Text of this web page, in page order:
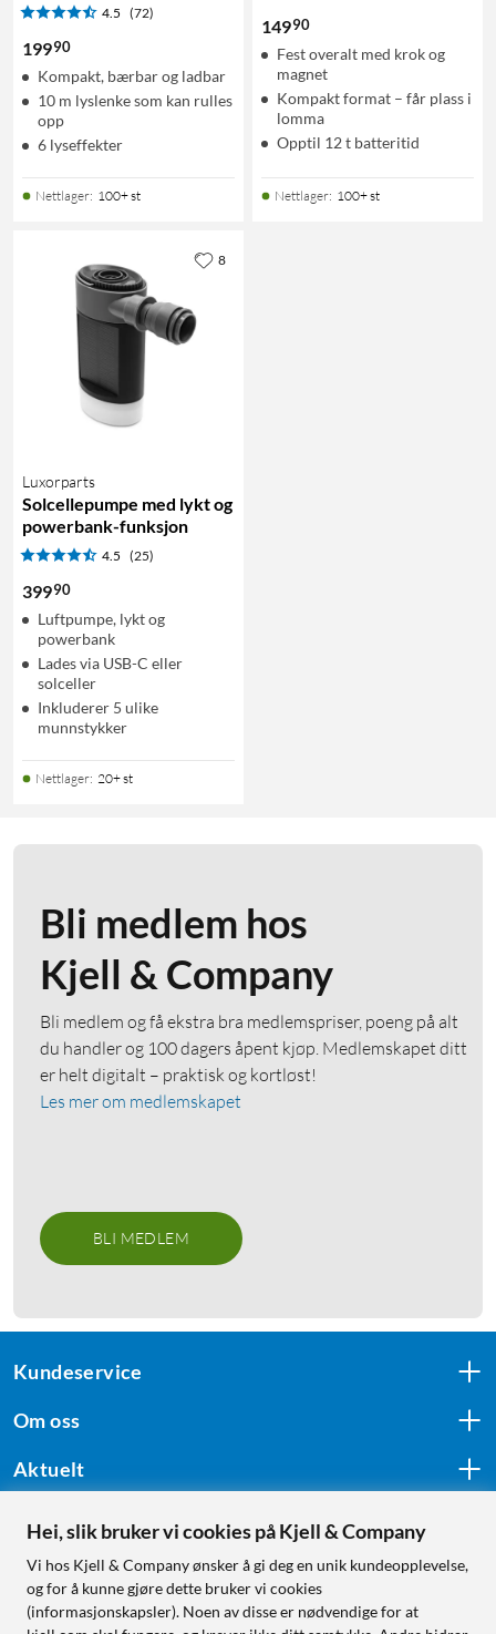
4.5 (72)
19990
Kompakt, bærbar og ladbar
10 m lyslenke som kan rulles
opp
6 lyseffekter
Nettlager: 100+ st
14990
Fest overalt med krok og
magnet
Kompakt format – får plass i
lomma
Opptil 12 t batteritid
Nettlager: 100+ st
Luxorparts
Solcellepumpe med lykt og
powerbank-funksjon
4.5 (25)
39990
Luftpumpe, lykt og
powerbank
Lades via USB-C eller
solceller
Inkluderer 5 ulike
munnstykker
Nettlager: 20+ st
8
Bli medlem hos
Kjell & Company
Bli medlem og få ekstra bra medlemspriser, poeng på alt
du handler og 100 dagers åpent kjøp. Medlemskapet ditt
er helt digitalt – praktisk og kortløst!
Les mer om medlemskapet
BLI MEDLEM
Kundeservice
Om oss
Aktuelt
Følg oss
Hei, slik bruker vi cookies på Kjell & Company
Vi hos Kjell & Company ønsker å gi deg en unik kundeopplevelse,
og for å kunne gjøre dette bruker vi cookies
(informasjonskapsler). Noen av disse er nødvendige for at